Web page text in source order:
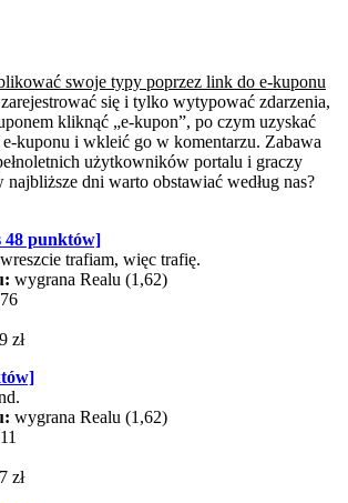
swoje typy poprzez link do e-kuponu
się i tylko wytypować zdarzenia,
kliknąć „e-kupon”, po czym uzyskać
kuponu i wkleić go w komentarzu. Zabawa
użytkowników portalu i graczy
dni warto obstawiać według nas?
48 punktów]
trafiam, więc trafię.
wygrana Realu (1,62)
zł
wygrana Realu (1,62)
zł